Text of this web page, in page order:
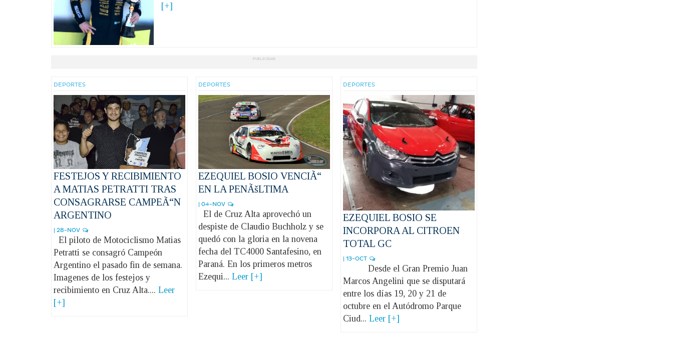
[+]
DEPORTES
FESTEJOS Y RECIBIMIENTO
A MATIAS PETRATTI TRAS
CONSAGRARSE CAMPEÃ“N
ARGENTINO
| 28-NOV
El piloto de Motociclismo Matias
Petratti se consagró Campeón
Argentino el pasado fin de semana.
Imagenes de los festejos y
recibimiento en Cruz Alta.... Leer
[+]
DEPORTES
EZEQUIEL BOSIO VENCIÃ“
EN LA PENÃšLTIMA
| 04-NOV
El de Cruz Alta aprovechó un
despiste de Claudio Buchholz y se
quedó con la gloria en la novena
fecha del TC4000 Santafesino, en
Paraná. En los primeros metros
Ezequi... Leer [+]
DEPORTES
EZEQUIEL BOSIO SE
INCORPORA AL CITROEN
TOTAL GC
| 13-OCT
Desde el Gran Premio Juan
Marcos Angelini que se disputará
entre los días 19, 20 y 21 de
octubre en el Autódromo Parque
Ciud... Leer [+]